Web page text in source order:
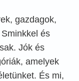
gazdagok,
és
Jók és
amelyek
És mi,